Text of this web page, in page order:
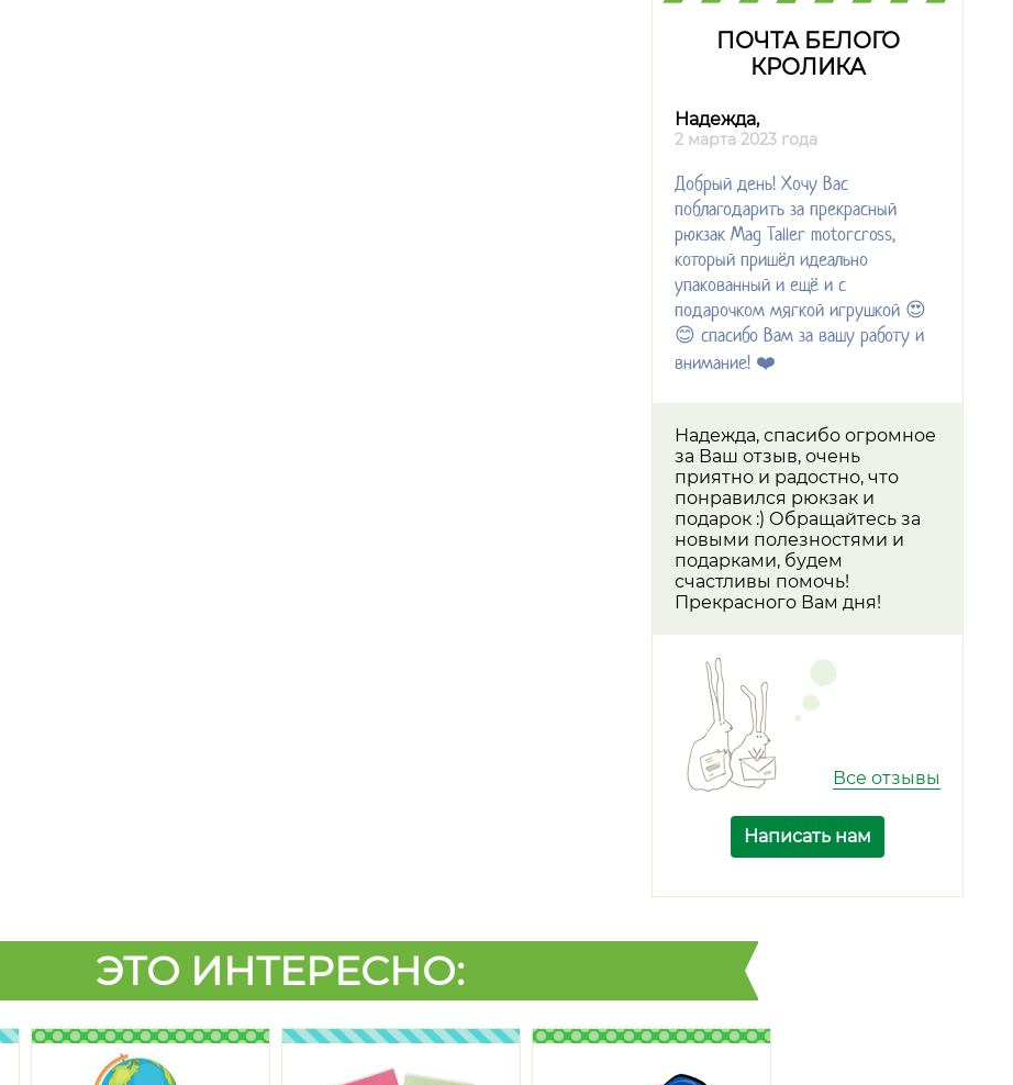
ПОЧТА БЕЛОГО
КРОЛИКА
Надежда,
2 марта 2023 года
Добрый день! Хочу Вас
поблагодарить за прекрасный
рюкзак Mag Taller motorcross,
который пришёл идеально
упакованный и ещё и с
подарочком мягкой игрушкой 😍
😊 спасибо Вам за вашу работу и
внимание! ❤️
Надежда, спасибо огромное
за Ваш отзыв, очень
приятно и радостно, что
понравился рюкзак и
подарок :) Обращайтесь за
новыми полезностями и
подарками, будем
счастливы помочь!
Прекрасного Вам дня!
Все отзывы
Написать нам
ЭТО ИНТЕРЕСНО: